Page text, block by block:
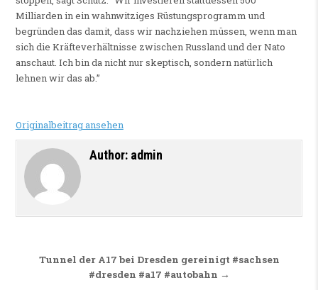
Milliarden in ein wahnwitziges Rüstungsprogramm und
begründen das damit, dass wir nachziehen müssen, wenn man
sich die Kräfteverhältnisse zwischen Russland und der Nato
anschaut. Ich bin da nicht nur skeptisch, sondern natürlich
lehnen wir das ab.”
Originalbeitrag ansehen
Author: admin
Beitragsnavigation
Tunnel der A17 bei Dresden gereinigt #sachsen
#dresden #a17 #autobahn →